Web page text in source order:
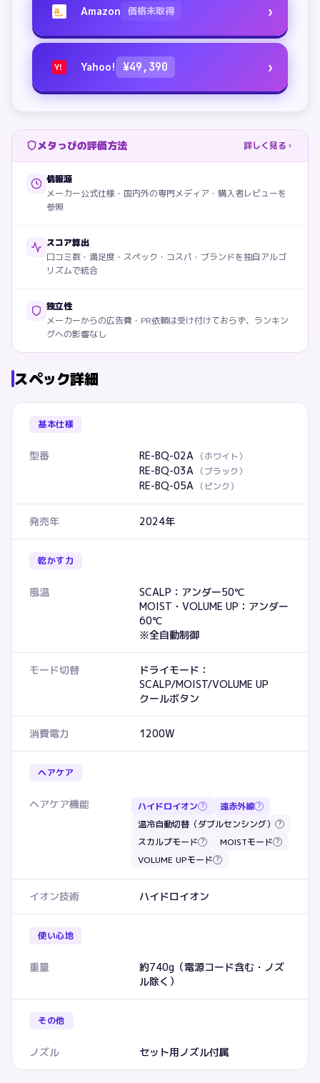
a Amazon 価格未取得 ›
Y! Yahoo! ¥49,390 ›
メタっぴの評価方法 詳しく見る
情報源
メーカー公式仕様・国内外の専門メディア・購入者レビューを
参照
スコア算出
口コミ数・満足度・スペック・コスパ・ブランドを独自アルゴ
リズムで統合
独立性
メーカーからの広告費・PR依頼は受け付けておらず、ランキン
グへの影響なし
スペック詳細
基本仕様
型番 RE-BQ-02A （ホワイト）
RE-BQ-03A （ブラック）
RE-BQ-05A （ ピンク）
発売年 2024年
乾かす力
風温
SCALP：アンダー50℃
MOIST・VOLUME UP：アンダー
60℃
※全自動制御
モード切替
ドライモード：
SCALP/MOIST/VOLUME UP
クールボタン
消費電力 1200W
ヘアケア
ヘアケア機能 ハイドロイオン ? 遠赤外線 ?
温冷自動切替（ダブルセンシング） ?
スカルプモード ? MOISTモード ?
VOLUME UPモード ?
イオン技術 ハイドロイオン
使い心地
重量
約740g（電源コード含む・ノズ
ル除く）
その他
ノズル セット用ノズル付属